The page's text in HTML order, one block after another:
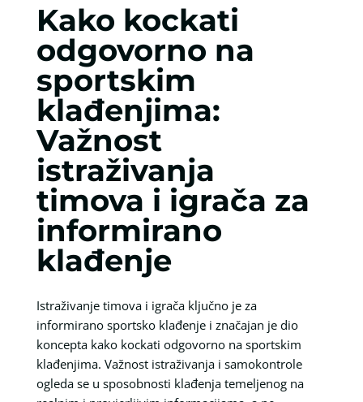
Kako kockati
odgovorno na
sportskim
klađenjima:
Važnost
istraživanja
timova i igrača za
informirano
klađenje
Istraživanje timova i igrača ključno je za
informirano sportsko klađenje i značajan je dio
koncepta kako kockati odgovorno na sportskim
klađenjima. Važnost istraživanja i samokontrole
ogleda se u sposobnosti klađenja temeljenog na